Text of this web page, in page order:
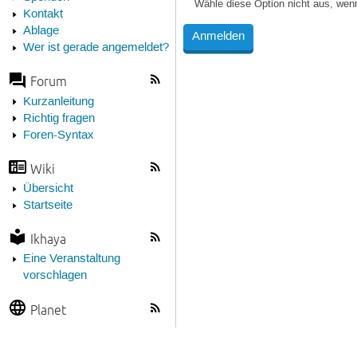
Kontakt
Ablage
Wer ist gerade angemeldet?
Forum
Kurzanleitung
Richtig fragen
Foren-Syntax
Wiki
Übersicht
Startseite
Ikhaya
Eine Veranstaltung
vorschlagen
Planet
Wähle diese Option nicht aus,